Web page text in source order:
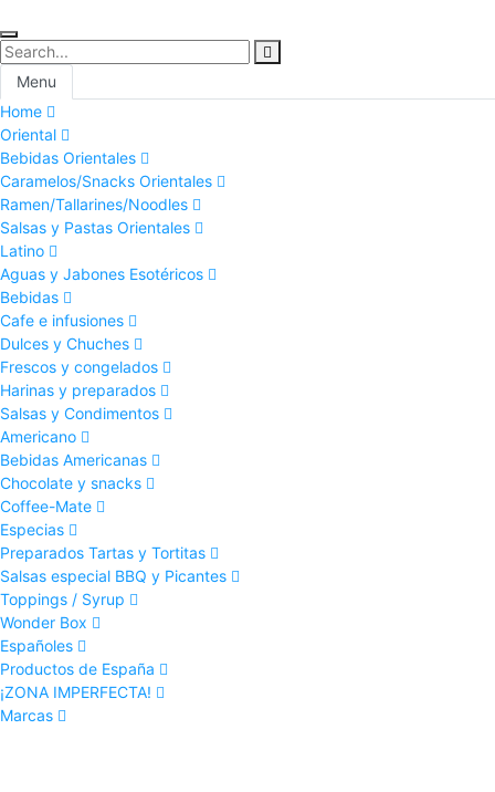
Menu
Home
Oriental
Bebidas Orientales
Caramelos/Snacks Orientales
Ramen/Tallarines/Noodles
Salsas y Pastas Orientales
Latino
Aguas y Jabones Esotéricos
Bebidas
Cafe e infusiones
Dulces y Chuches
Frescos y congelados
Harinas y preparados
Salsas y Condimentos
Americano
Bebidas Americanas
Chocolate y snacks
Coffee-Mate
Especias
Preparados Tartas y Tortitas
Salsas especial BBQ y Picantes
Toppings / Syrup
Wonder Box
Españoles
Productos de España
¡ZONA IMPERFECTA!
Marcas